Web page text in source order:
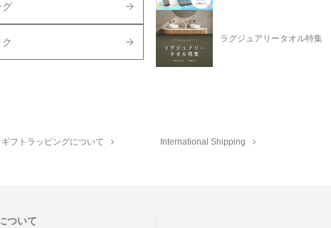
グ
ラグジュアリータオル特集
フトラッピングについて International Shipping
ついて